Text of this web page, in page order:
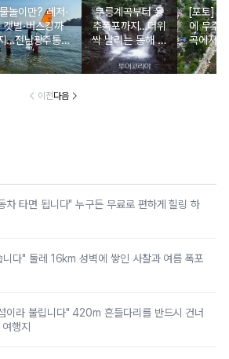
물놀이만? 레저·
갯벌·버스킹까
…전남광주통합
특별시 해수욕장
곳 '여름 축제
무릉계곡부터 용
추폭포까지…더위
싹 날리는 동해 계
곡·폭포 명소 5
[포토] 8일, 15일
에 무주
곡에서
관광 콘
통 낙화
이전다음
차 타면 됩니다" 누구든 무료로 편하게 힐링 하
다" 둘레 16km 성벽에 쌓인 사찰과 여름 폭포
이라 불립니다" 420m 흔들다리를 반드시 건너
행지